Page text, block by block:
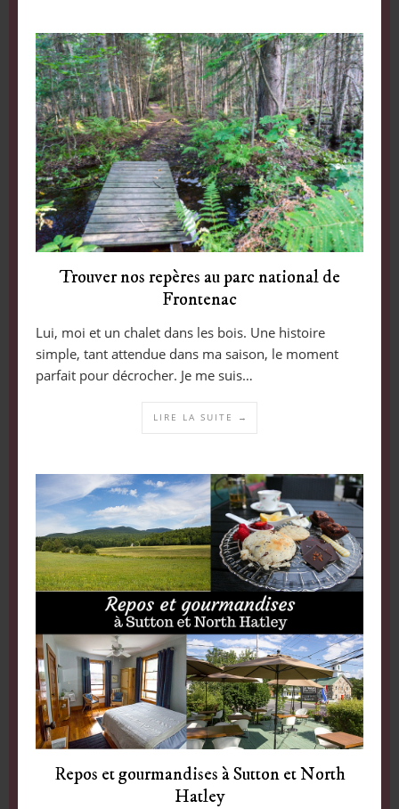
Trouver nos repères au parc national de
Frontenac
Lui, moi et un chalet dans les bois. Une histoire
simple, tant attendue dans ma saison, le moment
parfait pour décrocher. Je me suis…
LIRE LA SUITE →
Repos et gourmandises à Sutton et North
Hatley